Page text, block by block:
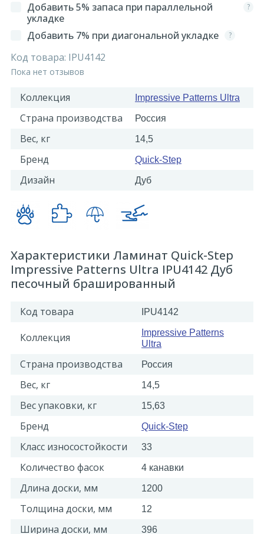
Добавить 5% запаса при параллельной
укладке
?
Добавить 7% при диагональной укладке ?
Код товара: IPU4142
Пока нет отзывов
Коллекция Impressive Patterns Ultra
Страна производства Россия
Вес, кг 14,5
Бренд Quick-Step
Дизайн Дуб
Характеристики Ламинат Quick-Step
Impressive Patterns Ultra IPU4142 Дуб
песочный брашированный
Код товара IPU4142
Коллекция
Impressive Patterns
Ultra
Страна производства Россия
Вес, кг 14,5
Вес упаковки, кг 15,63
Бренд Quick-Step
Класс износостойкости 33
Количество фасок 4 канавки
Длина доски, мм 1200
Толщина доски, мм 12
Ширина доски, мм 396